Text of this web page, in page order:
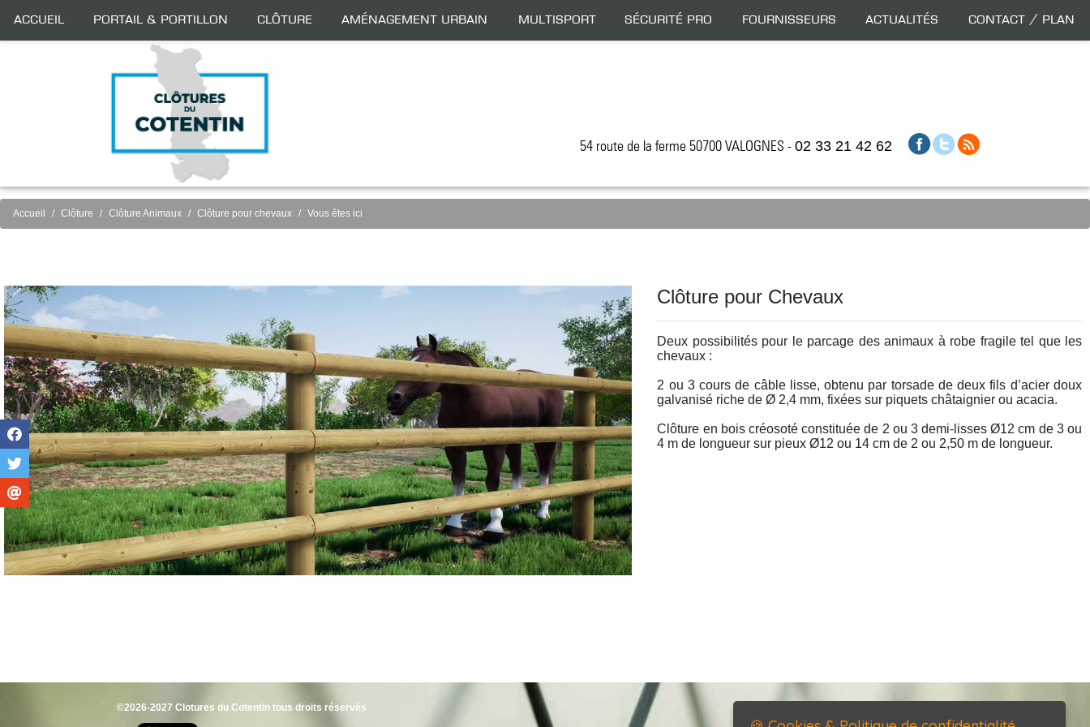
54 route de la ferme 50700 VALOGNES - 02 33 21 42 62
Accueil Portail & Portillon Clôture Aménagement Urbain Multisport Sécurité Pro Fournisseurs Actualités Contact / Plan
Accueil Clôture Clôture Animaux Clôture pour chevaux Vous êtes ici
Clôture pour Chevaux
Deux possibilités pour le parcage des animaux à robe fragile tel que les
chevaux :
2 ou 3 cours de câble lisse, obtenu par torsade de deux fils d’acier doux
galvanisé riche de Ø 2,4 mm, fixées sur piquets châtaignier ou acacia.
Clôture en bois créosoté constituée de 2 ou 3 demi-lisses Ø12 cm de 3 ou
4 m de longueur sur pieux Ø12 ou 14 cm de 2 ou 2,50 m de longueur.
©2026-2027 Clotures du Cotentin tous droits réservés